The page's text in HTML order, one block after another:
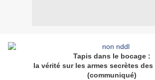
Tapis dans le bocage :
la vérité sur les armes secrètes
(communiqué)